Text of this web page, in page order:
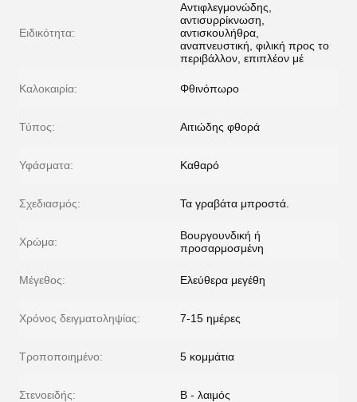
Ειδικότητα:
Αντιφλεγμονώδης,
αντισυρρίκνωση,
αντισκουλήθρα,
αναπνευστική, φιλική προς το
περιβάλλον, επιπλέον μέ
Καλοκαιρία: Φθινόπωρο
Τύπος: Αιτιώδης φθορά
Υφάσματα: Καθαρό
Σχεδιασμός: Τα γραβάτα μπροστά.
Χρώμα:
Βουργουνδική ή
προσαρμοσμένη
Μέγεθος: Ελεύθερα μεγέθη
Χρόνος δειγματοληψίας: 7-15 ημέρες
Τροποποιημένο: 5 κομμάτια
Στενοειδής: Β - λαιμός